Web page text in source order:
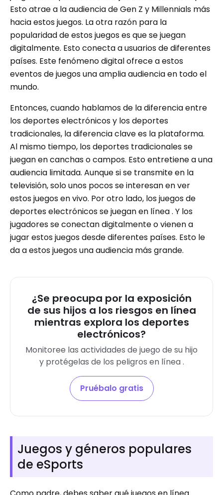
Esto atrae a la audiencia de Gen Z y Millennials más
hacia estos juegos. La otra razón para la
popularidad de estos juegos es que se juegan
digitalmente. Esto conecta a usuarios de diferentes
países. Este fenómeno digital ofrece a estos
eventos de juegos una amplia audiencia en todo el
mundo.
Entonces, cuando hablamos de la diferencia entre
los deportes electrónicos y los deportes
tradicionales, la diferencia clave es la plataforma.
Al mismo tiempo, los deportes tradicionales se
juegan en canchas o campos. Esto entretiene a una
audiencia limitada. Aunque si se transmite en la
televisión, solo unos pocos se interesan en ver
estos juegos en vivo. Por otro lado, los juegos de
deportes electrónicos se juegan en línea . Y los
jugadores se conectan digitalmente o vienen a
jugar estos juegos desde diferentes países. Esto le
da a estos juegos una audiencia más grande.
¿Se preocupa por la exposición
de sus hijos a los riesgos en línea
mientras explora los deportes
electrónicos?
Monitoree las actividades de juego de su hijo
y protégelas de los peligros en línea .
Pruébalo gratis
Juegos y géneros populares
de eSports